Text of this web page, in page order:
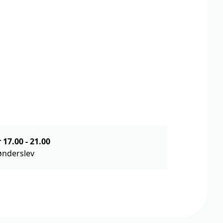
Fredag d. 11. december 17.00-21.00